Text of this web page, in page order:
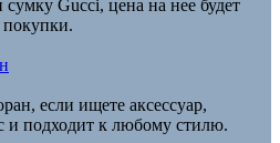
Gucci, цена на нее будет
покупки.
если ищете аксессуар,
и подходит к любому стилю.